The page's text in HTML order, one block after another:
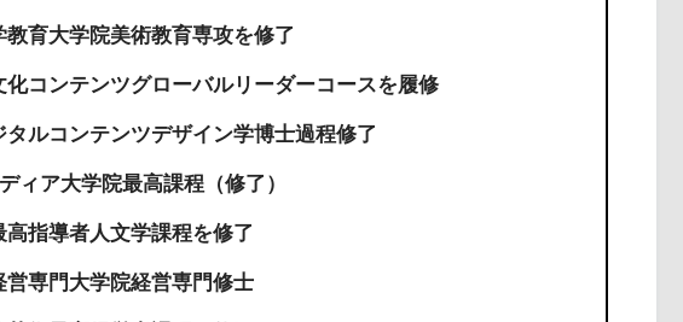
育大学院美術教育専攻を修了
化コンテンツグローバルリーダーコースを履修
ルコンテンツデザイン学博士過程修了
ィア大学院最高課程（修了）
指導者人文学課程を修了
専門大学院経営専門修士